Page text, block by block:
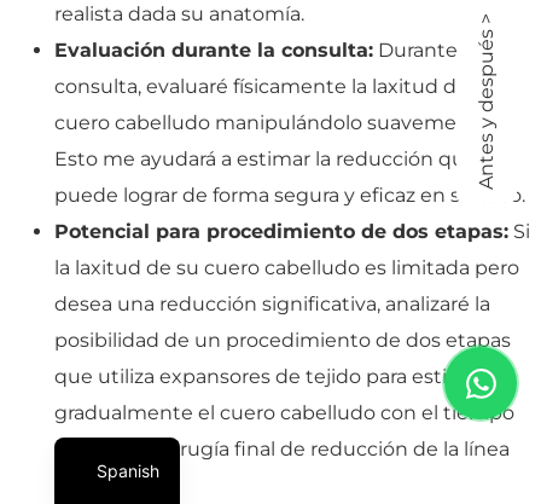
realista dada su anatomía.
Evaluación durante la consulta: Durante la
consulta, evaluaré físicamente la laxitud de su
cuero cabelludo manipulándolo suavemente.
Esto me ayudará a estimar la reducción que se
puede lograr de forma segura y eficaz en su caso.
Potencial para procedimiento de dos etapas: Si
la laxitud de su cuero cabelludo es limitada pero
desea una reducción significativa, analizaré la
posibilidad de un procedimiento de dos etapas
que utiliza expansores de tejido para estirar
gradualmente el cuero cabelludo con el tiempo
antes de la cirugía final de reducción de la línea
del cabello.
Antes y después >
Spanish